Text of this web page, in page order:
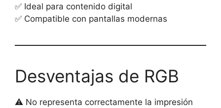
✅ Ideal para contenido digital
✅ Compatible con pantallas modernas
Desventajas de RGB
⚠️ No representa correctamente la impresión